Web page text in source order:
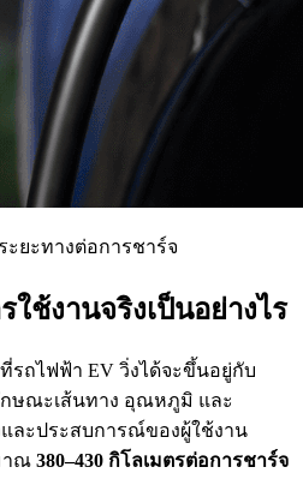
ะยะทางต่อการชาร์จ
ใช้งานจริงเป็นอย่างไร
รถไฟฟ้า EV วิ่งได้จะขึ้นอยู่กับ
กษณะเส้นทาง อุณหภูมิ และ
ละประสบการณ์ของผู้ใช้งาน
าณ 380–430 กิโลเมตรต่อการชาร์จ